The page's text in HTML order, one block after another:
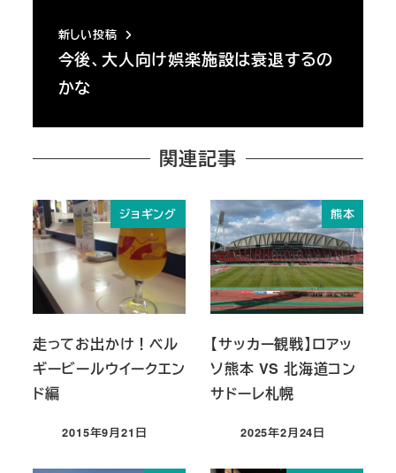
新しい投稿
今後、大人向け娯楽施設は衰退するの
かな
関連記事
ジョギング
走ってお出かけ！ベル
ギービールウイークエン
ド編
投稿日
2015年9月21日
熊本
【サッカー観戦】ロアッ
ソ熊本 VS 北海道コン
サドーレ札幌
投稿日
2025年2月24日